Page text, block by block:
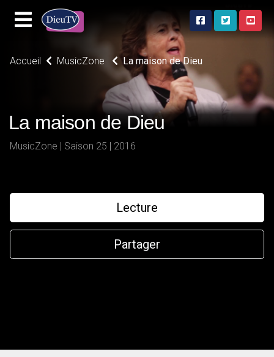
Accueil MusicZone La maison de Dieu
La maison de Dieu
MusicZone | Saison 25 | 2016
Lecture
Partager